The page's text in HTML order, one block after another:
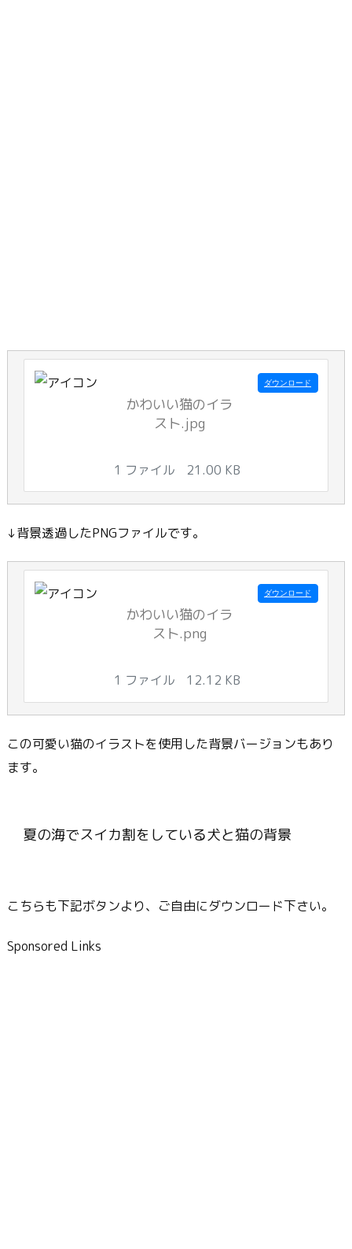
かわいい猫のイラ
スト.jpg
1 ファイル 21.00 KB
ダウンロード
↓背景透過したPNGファイルです。
かわいい猫のイラ
スト.png
1 ファイル 12.12 KB
ダウンロード
この可愛い猫のイラストを使用した背景バージョンもあり
ます。
夏の海でスイカ割をしている犬と猫の背景
こちらも下記ボタンより、ご自由にダウンロード下さい。
Sponsored Links